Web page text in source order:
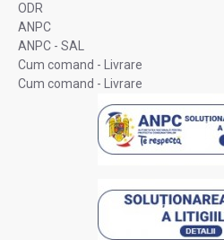
ODR
ANPC
ANPC - SAL
Cum comand - Livrare
Cum comand - Livrare